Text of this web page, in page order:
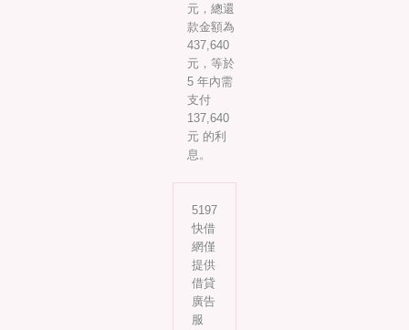
元，總還
款金額為
437,640
元，等於
5 年內需
支付
137,640
元 的利
息。
5197
快借
網僅
提供
借貸
廣告
服